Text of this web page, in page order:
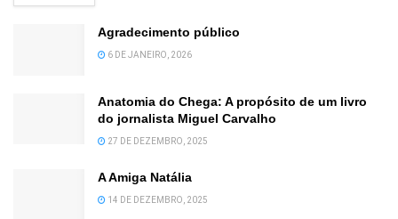
Agradecimento público
6 DE JANEIRO, 2026
Anatomia do Chega: A propósito de um livro
do jornalista Miguel Carvalho
27 DE DEZEMBRO, 2025
A Amiga Natália
14 DE DEZEMBRO, 2025